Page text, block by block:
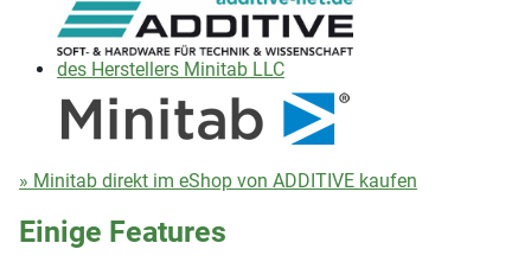
des Herstellers Minitab LLC
» Minitab direkt im eShop von ADDITIVE kaufen
Einige Features